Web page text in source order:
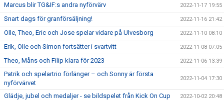
Marcus blir TG&IF:s andra nyförvärv 2022-11-17 19:55
Snart dags för granförsäljning! 2022-11-16 21:42
Olle, Theo, Eric och Jose spelar vidare på Ulvesborg 2022-11-10 08:10
Erik, Olle och Simon fortsätter i svartvitt 2022-11-08 07:05
Theo, Måns och Filip klara för 2023 2022-11-06 13:39
Patrik och spelartrio förlänger – och Sonny är första
nyförvärvet
2022-11-04 17:30
Glädje, jubel och medaljer - se bildspelet från Kick On Cup 2022-10-02 20:48